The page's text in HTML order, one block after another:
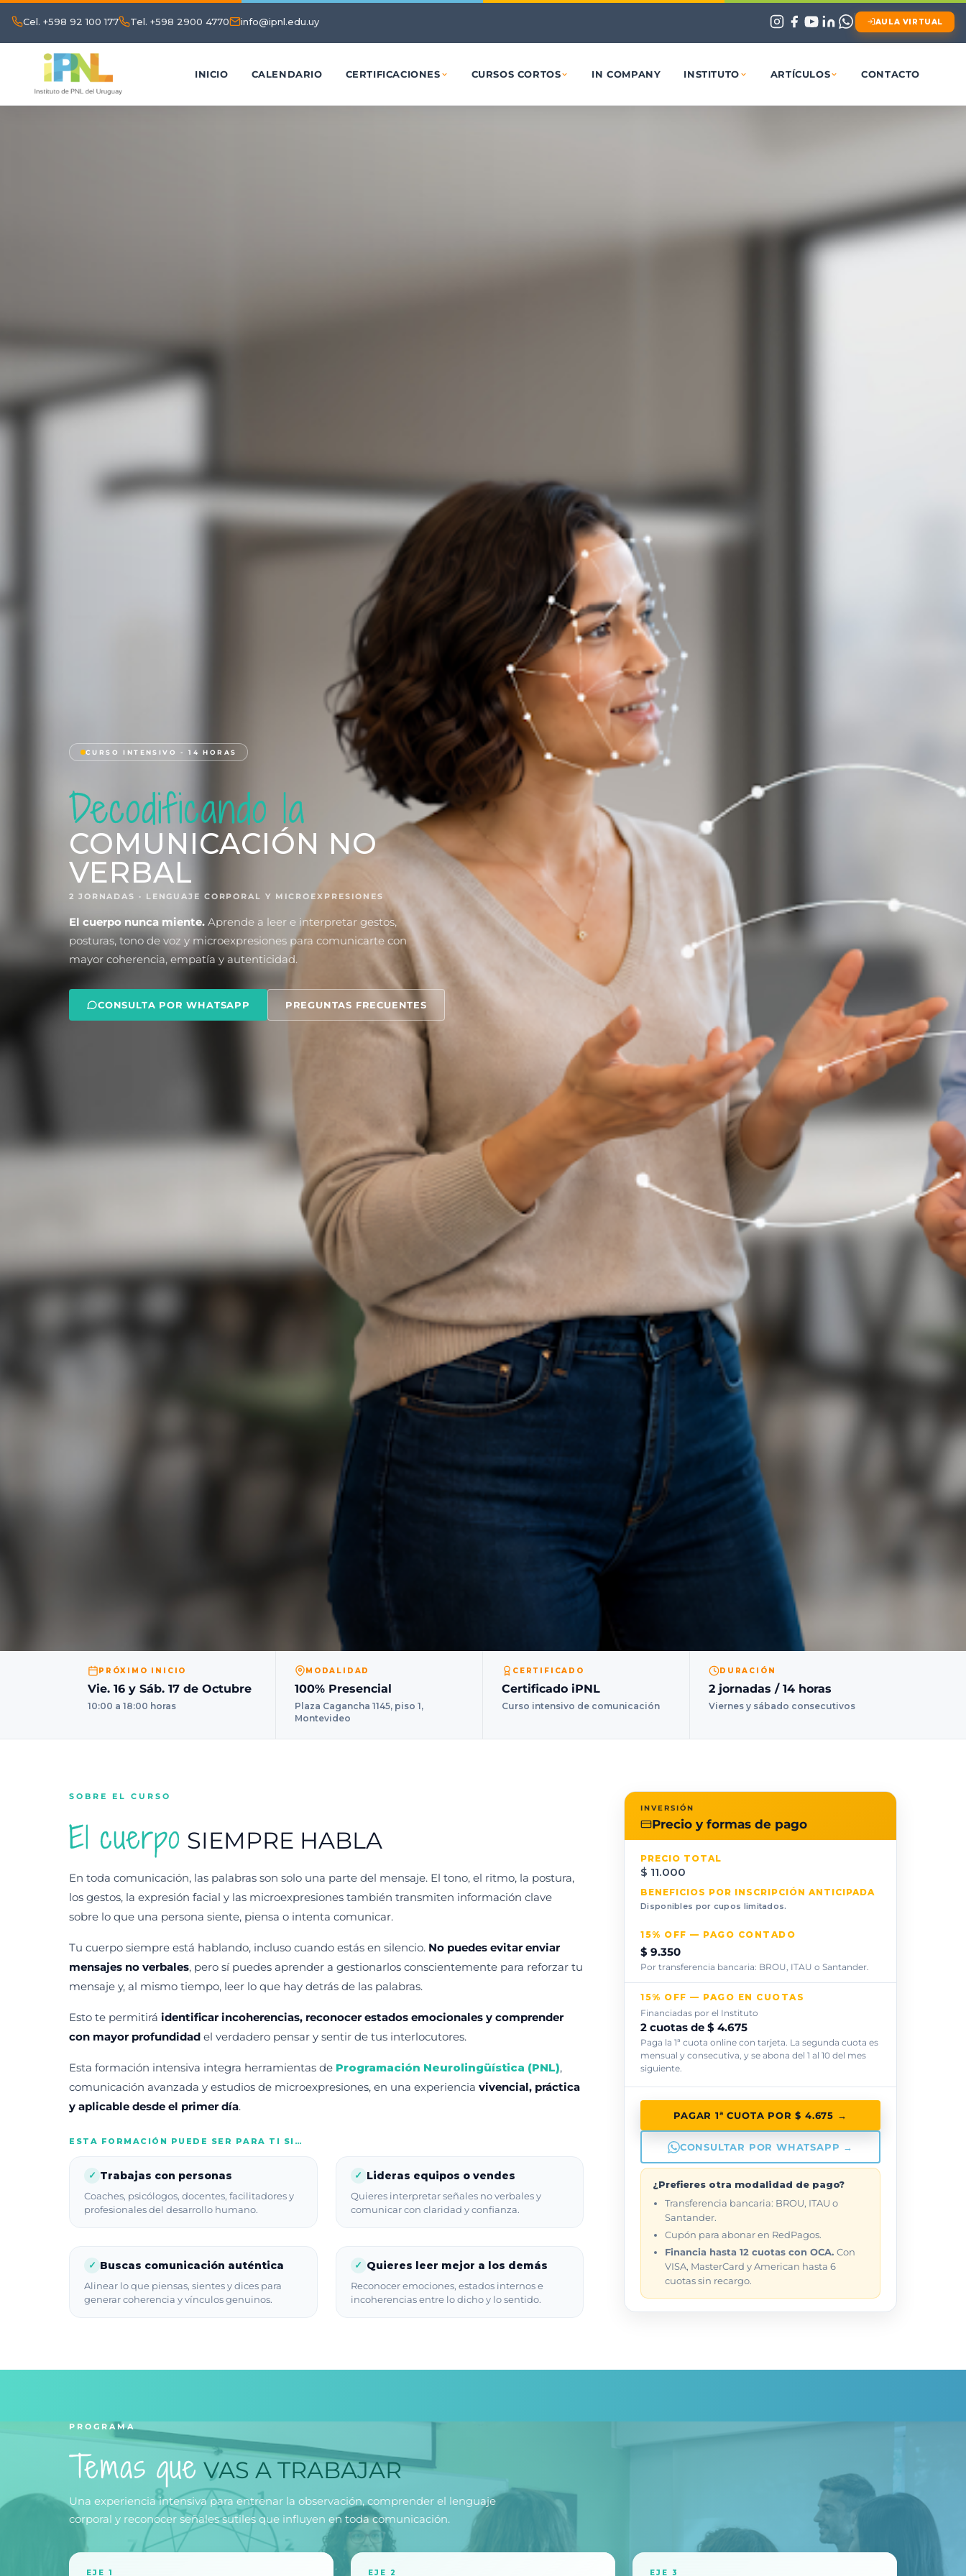
Cel. +598 92 100 177 Tel. +598 2900 4770 info@ipnl.edu.uy AULA VIRTUAL
INICIO CALENDARIO CERTIFICACIONES CURSOS CORTOS IN COMPANY INSTITUTO ARTÍCULOS CONTACTO
CURSO INTENSIVO - 14 HORAS
Decodificando la
COMUNICACIÓN NO
VERBAL
2 JORNADAS · LENGUAJE CORPORAL Y MICROEXPRESIONES
El cuerpo nunca miente. Aprende a leer e interpretar gestos,
posturas, tono de voz y microexpresiones para comunicarte con
mayor coherencia, empatía y autenticidad.
CONSULTA POR WHATSAPP PREGUNTAS FRECUENTES
PRÓXIMO INICIO
Vie. 16 y Sáb. 17 de Octubre
10:00 a 18:00 horas
MODALIDAD
100% Presencial
Plaza Cagancha 1145, piso 1,
Montevideo
CERTIFICADO
Certificado iPNL
Curso intensivo de comunicación
DURACIÓN
2 jornadas / 14 horas
Viernes y sábado consecutivos
SOBRE EL CURSO
El cuerpo SIEMPRE HABLA
En toda comunicación, las palabras son solo una parte del mensaje. El tono, el ritmo, la postura,
los gestos, la expresión facial y las microexpresiones también transmiten información clave
sobre lo que una persona siente, piensa o intenta comunicar.
Tu cuerpo siempre está hablando, incluso cuando estás en silencio. No puedes evitar enviar
mensajes no verbales, pero sí puedes aprender a gestionarlos conscientemente para reforzar tu
mensaje y, al mismo tiempo, leer lo que hay detrás de las palabras.
Esto te permitirá identificar incoherencias, reconocer estados emocionales y comprender
con mayor profundidad el verdadero pensar y sentir de tus interlocutores.
Esta formación intensiva integra herramientas de Programación Neurolingüística (PNL),
comunicación avanzada y estudios de microexpresiones, en una experiencia vivencial, práctica
y aplicable desde el primer día.
ESTA FORMACIÓN PUEDE SER PARA TI SI…
✓ Trabajas con personas
Coaches, psicólogos, docentes, facilitadores y
profesionales del desarrollo humano.
✓ Lideras equipos o vendes
Quieres interpretar señales no verbales y
comunicar con claridad y confianza.
✓ Buscas comunicación auténtica
Alinear lo que piensas, sientes y dices para
generar coherencia y vínculos genuinos.
✓ Quieres leer mejor a los demás
Reconocer emociones, estados internos e
incoherencias entre lo dicho y lo sentido.
INVERSIÓN
Precio y formas de pago
PRECIO TOTAL
$ 11.000
BENEFICIOS POR INSCRIPCIÓN ANTICIPADA
Disponibles por cupos limitados.
15% OFF — PAGO CONTADO
$ 9.350
Por transferencia bancaria: BROU, ITAU o Santander.
15% OFF — PAGO EN CUOTAS
Financiadas por el Instituto
2 cuotas de $ 4.675
Paga la 1ª cuota online con tarjeta. La segunda cuota es
mensual y consecutiva, y se abona del 1 al 10 del mes
siguiente.
PAGAR 1ª CUOTA POR $ 4.675 →
CONSULTAR POR WHATSAPP →
¿Prefieres otra modalidad de pago?
Transferencia bancaria: BROU, ITAU o
Santander.
Cupón para abonar en RedPagos.
Financia hasta 12 cuotas con OCA. Con
VISA, MasterCard y American hasta 6
cuotas sin recargo.
PROGRAMA
Temas que VAS A TRABAJAR
Una experiencia intensiva para entrenar la observación, comprender el lenguaje
corporal y reconocer señales sutiles que influyen en toda comunicación.
EJE 1 EJE 2 EJE 3